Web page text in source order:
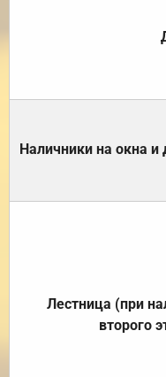
Наличники на окна и
Лестница (при
второго